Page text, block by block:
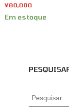
¥80,000
Em estoque
P